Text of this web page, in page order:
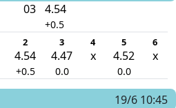
03 4.54
+0.5
2 3 4 5 6
4.54
+0.5
4.47
0.0
x 4.52
0.0
x
19/6 10:45